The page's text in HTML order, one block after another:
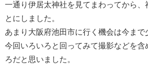
一通り伊居太神社を見てまわってから、
とにしました。
あまり大阪府池田市に行く機会は今まで
今回いろいろと回ってみて撮影などを含
ろだと思いました。